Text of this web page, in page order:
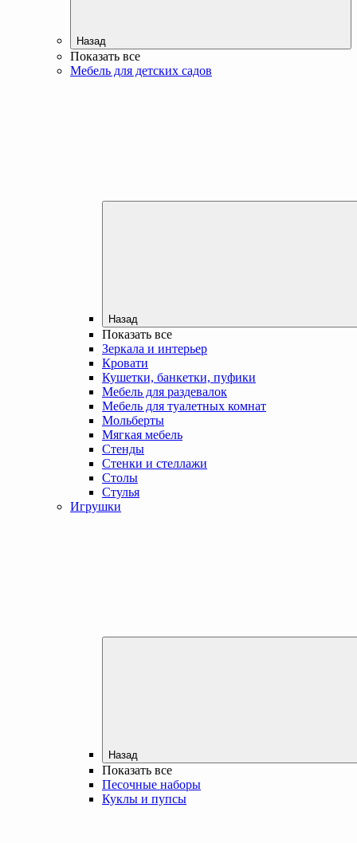
Назад
Показать все
Мебель для детских садов
Назад
Показать все
Зеркала и интерьер
Кровати
Кушетки, банкетки, пуфики
Мебель для раздевалок
Мебель для туалетных комнат
Мольберты
Мягкая мебель
Стенды
Стенки и стеллажи
Столы
Стулья
Игрушки
Назад
Показать все
Песочные наборы
Куклы и пупсы